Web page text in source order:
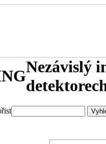
Nezávislý